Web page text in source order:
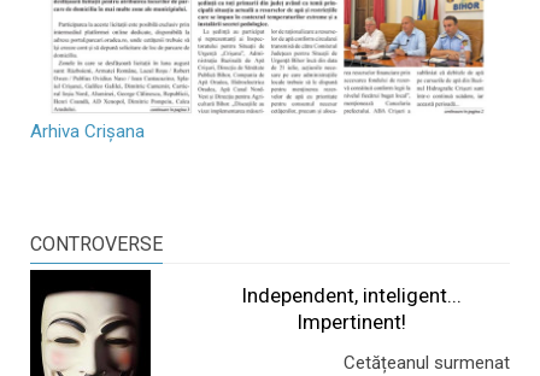
Arhiva Crișana
CONTROVERSE
Independent, inteligent...
Impertinent!
Cetățeanul surmenat